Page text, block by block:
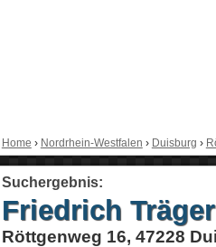
Home › Nordrhein-Westfalen › Duisburg ›
Suchergebnis:
Friedrich Träger
Röttgenweg 16, 47228